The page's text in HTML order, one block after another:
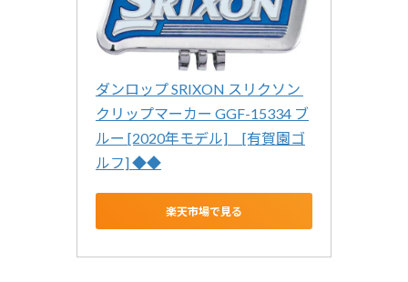
ダンロップ SRIXON スリクソン
クリップマーカー GGF-15334 ブ
ルー [2020年モデル]　[有賀園ゴ
ルフ] ◆◆
楽天市場で見る